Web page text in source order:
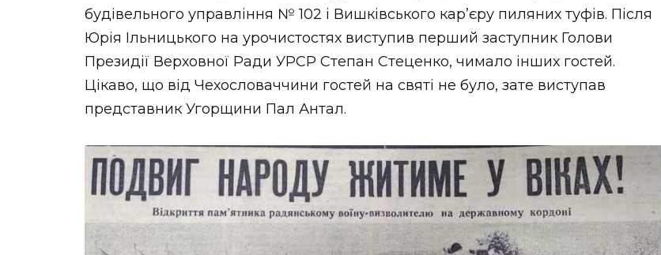
будівельного управління № 102 і Вишківського кар’єру пиляних туфів. Після
Юрія Ільницького на урочистостях виступив перший заступник Голови
Президії Верховної Ради УРСР Степан Стеценко, чимало інших гостей.
Цікаво, що від Чехословаччини гостей на святі не було, зате виступав
представник Угорщини Пал Антал.